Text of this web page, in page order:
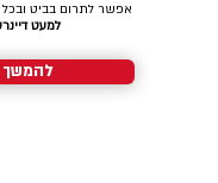
אפשר לתרום בביט
למעט
להמשך